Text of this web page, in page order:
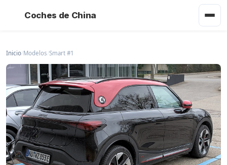
Coches de China
Inicio/Modelos/Smart #1